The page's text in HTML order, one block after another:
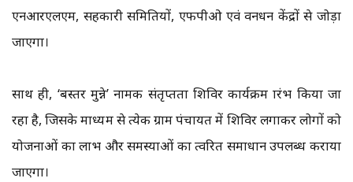
एनआरएलएम, सहकारी समितियों, एफपीओ एवं वनधन केंद्रों से जोड़ा
जाएगा।
साथ ही, ‘बस्तर मुन्ने’ नामक संतृप्तता शिविर कार्यक्रम प्रारंभ किया जा
रहा है, जिसके माध्यम से प्रत्येक ग्राम पंचायत में शिविर लगाकर लोगों को
योजनाओं का लाभ और समस्याओं का त्वरित समाधान उपलब्ध कराया
जाएगा।